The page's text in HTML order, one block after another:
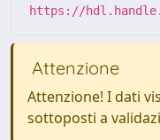
https://
Attenzione
Attenzione! I dati
sottoposti a